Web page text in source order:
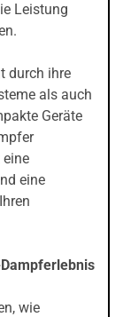
Leistung
durch ihre
als auch
Geräte
eine
wie